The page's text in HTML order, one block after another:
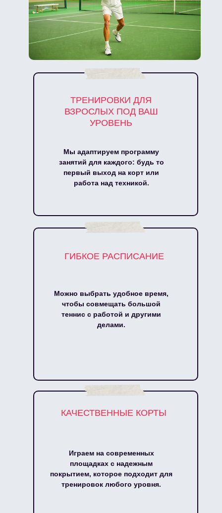
Мы адаптируем программу
занятий для каждого: будь то
первый выход на корт или
работа над техникой.
ТРЕНИРОВКИ ДЛЯ
ВЗРОСЛЫХ ПОД ВАШ
УРОВЕНЬ
Можно выбрать удобное время,
чтобы совмещать большой
теннис с работой и другими
делами.
ГИБКОЕ РАСПИСАНИЕ
Играем на современных
площадках с надежным
покрытием, которое подходит для
тренировок любого уровня.
КАЧЕСТВЕННЫЕ КОРТЫ